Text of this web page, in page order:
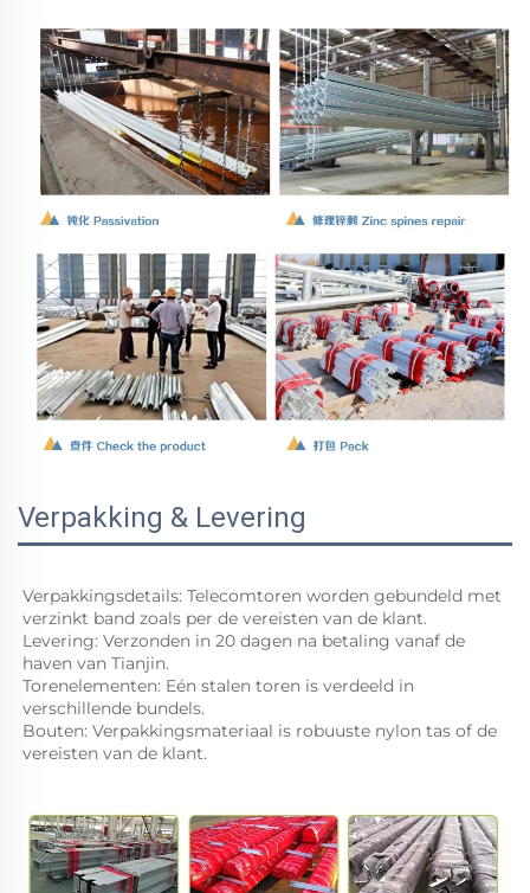
Verpakking & Levering
Verpakkingsdetails: Telecomtoren worden gebundeld met
verzinkt band zoals per de vereisten van de klant.
Levering: Verzonden in 20 dagen na betaling vanaf de
haven van Tianjin.
Torenelementen: Eén stalen toren is verdeeld in
verschillende bundels.
Bouten: Verpakkingsmateriaal is robuuste nylon tas of de
vereisten van de klant.